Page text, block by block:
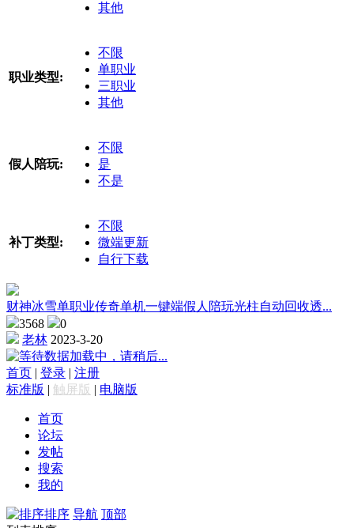
其他
职业类型:
不限
单职业
三职业
其他
假人陪玩:
不限
是
不是
补丁类型:
不限
微端更新
自行下载
财神冰雪单职业传奇单机一键端假人陪玩光柱自动回收透...
3568
0
老林 2023-3-20
数据加载中，请稍后...
首页 | 登录 | 注册
标准版 | 触屏版 | 电脑版
首页
论坛
发帖
搜索
我的
排序 导航 顶部